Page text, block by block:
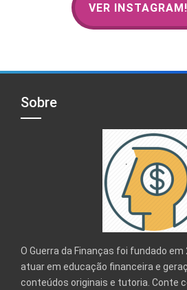
VER INSTAGRAM!
Sobre
O Guerra da Finanças foi fundado em
atuar em educação financeira e
conteúdos originais e tutoria. Conte